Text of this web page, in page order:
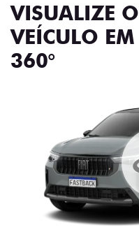
VISUALIZE O
VEÍCULO EM
360°